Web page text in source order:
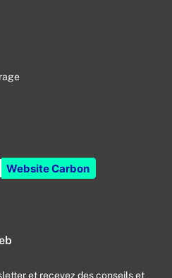
Website Carbon
et recevez des conseils et